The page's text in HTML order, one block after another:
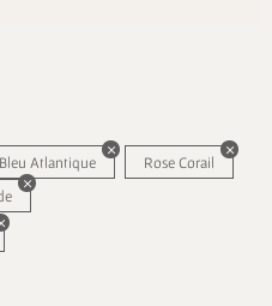
Bleu Atlantique
Rose Corail